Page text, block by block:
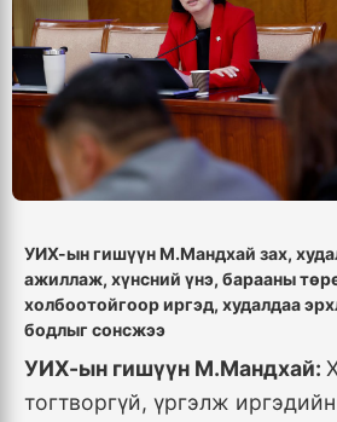
УИХ-ын гишүүн М.Мандхай зах,
ажиллаж, хүнсний үнэ, барааны
холбоотойгоор иргэд, худалдаа
бодлыг сонсжээ
УИХ-ын гишүүн М.Мандхай:
тогтворгүй, үргэлж